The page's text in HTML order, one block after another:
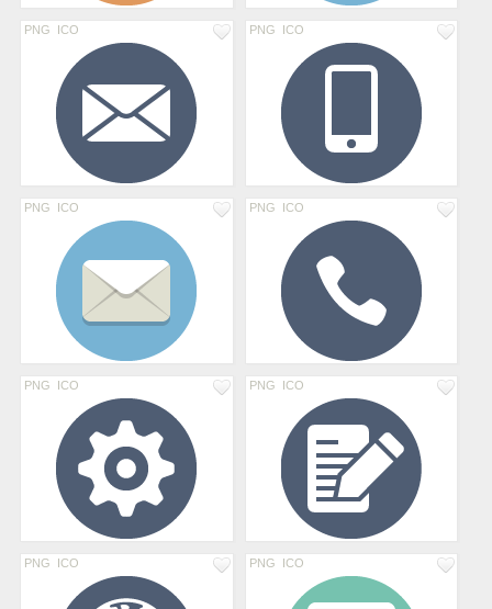
PNG ICO PNG ICO
PNG ICO PNG ICO
PNG ICO PNG ICO
PNG ICO PNG ICO